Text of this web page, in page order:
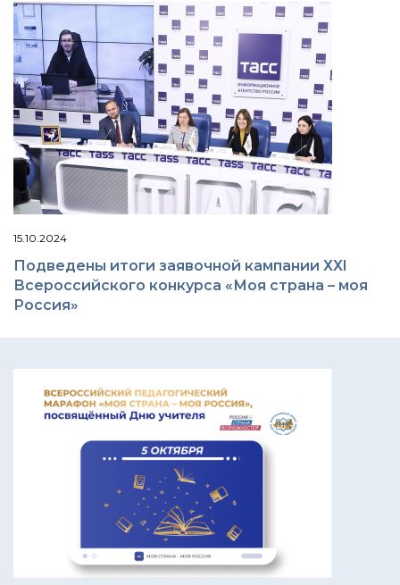
15.10.2024
Подведены итоги заявочной кампании ХХI
Всероссийского конкурса «Моя страна – моя
Россия»